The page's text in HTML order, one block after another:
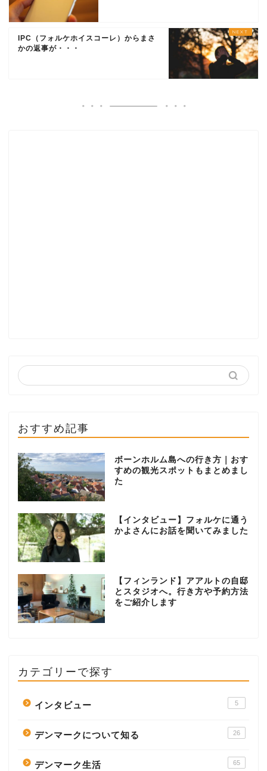
IPC（フォルケホイスコーレ）からまさ
かの返事が・・・
おすすめ記事
ボーンホルム島への行き方｜おす
すめの観光スポットもまとめまし
た
【インタビュー】フォルケに通う
かよさんにお話を聞いてみました
【フィンランド】アアルトの自邸
とスタジオへ。行き方や予約方法
をご紹介します
カテゴリーで探す
インタビュー 5
デンマークについて知る 26
デンマーク生活 65